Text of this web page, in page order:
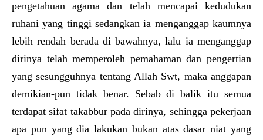
pengetahuan agama dan telah mencapai kedudukan
ruhani yang tinggi sedangkan ia menganggap kaumnya
lebih rendah berada di bawahnya, lalu ia menganggap
dirinya telah memperoleh pemahaman dan pengertian
yang sesungguhnya tentang Allah Swt, maka anggapan
demikian-pun tidak benar. Sebab di balik itu semua
terdapat sifat takabbur pada dirinya, sehingga pekerjaan
apa pun yang dia lakukan bukan atas dasar niat yang